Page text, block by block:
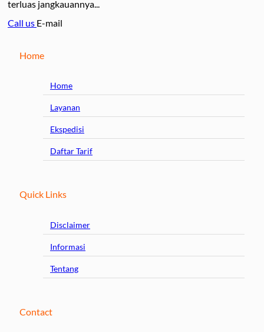
terluas jangkauannya...
Call us E-mail
Home
Home
Layanan
Ekspedisi
Daftar Tarif
Quick Links
Disclaimer
Informasi
Tentang
Contact